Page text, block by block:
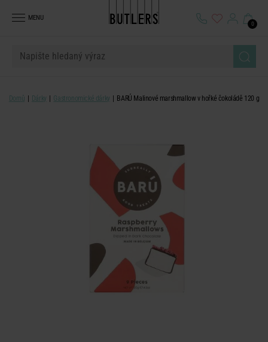
MENU
0
Domů Dárky Gastronomické dárky BARÚ Malinové marshmallow v hořké čokoládě 120 g